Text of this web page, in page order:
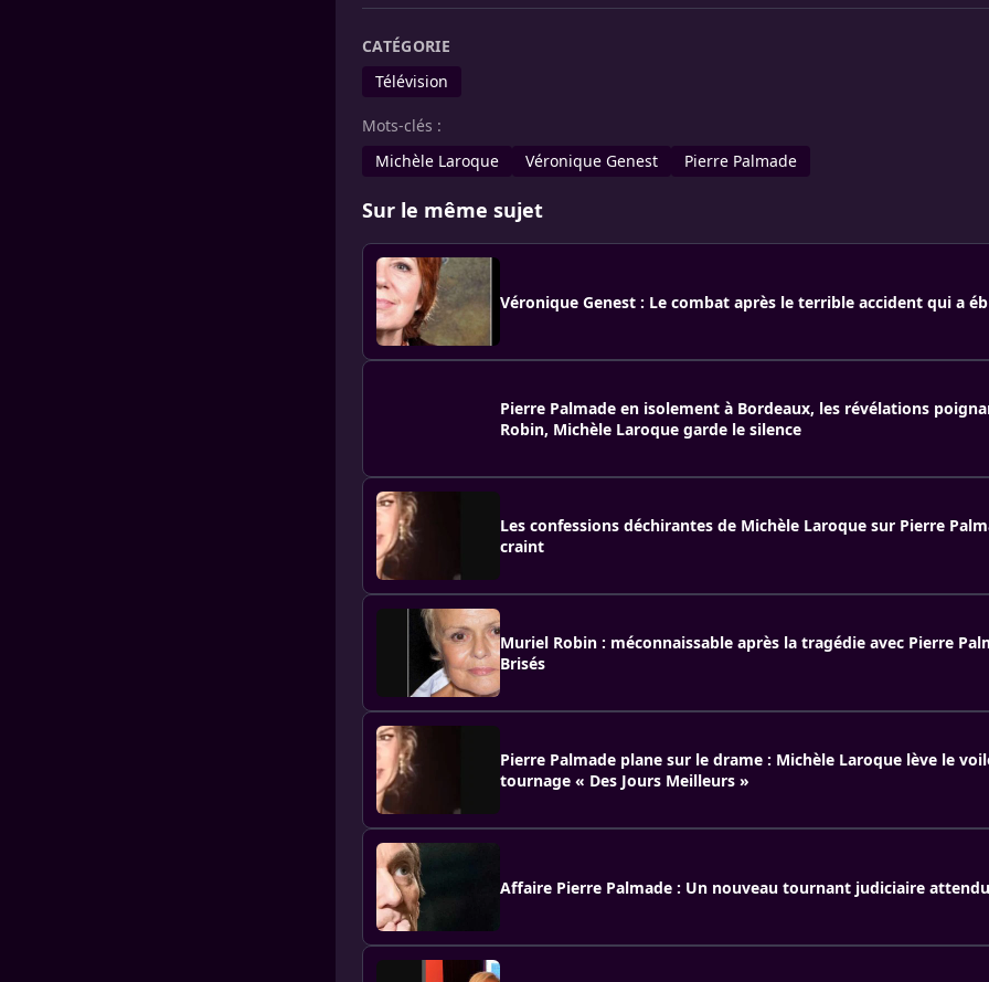
CATÉGORIE
Télévision
Mots-clés :
Michèle Laroque
Véronique Genest Pierre Palmade
Sur le même sujet
Véronique Genest : Le combat après le terrible accident qui a
Pierre Palmade en isolement à Bordeaux, les révélations
Robin, Michèle Laroque garde le silence
Les confessions déchirantes de Michèle Laroque sur Pierre
craint
Muriel Robin : méconnaissable après la tragédie avec Pierre
Brisés
Pierre Palmade plane sur le drame : Michèle Laroque lève le
tournage « Des Jours Meilleurs »
Affaire Pierre Palmade : Un nouveau tournant judiciaire